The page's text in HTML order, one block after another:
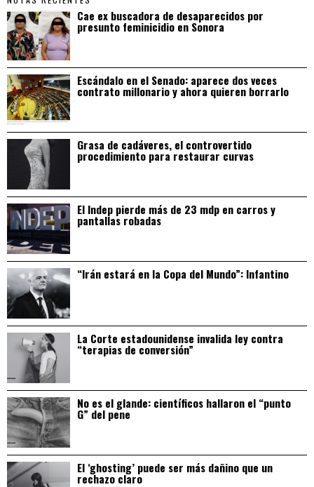
Cae ex buscadora de desaparecidos por
presunto feminicidio en Sonora
Escándalo en el Senado: aparece dos veces
contrato millonario y ahora quieren borrarlo
Grasa de cadáveres, el controvertido
procedimiento para restaurar curvas
El Indep pierde más de 23 mdp en carros y
pantallas robadas
“Irán estará en la Copa del Mundo”: Infantino
La Corte estadounidense invalida ley contra
“terapias de conversión”
No es el glande: científicos hallaron el “punto
G” del pene
El ‘ghosting’ puede ser más dañino que un
rechazo claro